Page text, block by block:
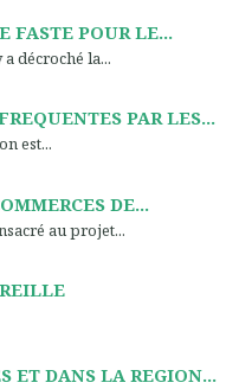
FASTE POUR LE...
décroché la...
PAR LES...
est...
DE...
au projet...
ET DANS LA REGION...